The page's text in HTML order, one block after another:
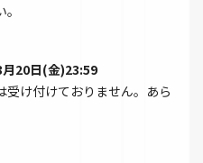
20日(金)23:59
受け付けておりません。あら